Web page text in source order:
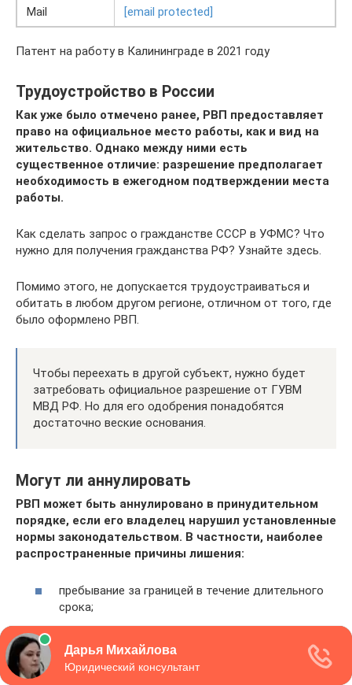
Mail
[email protected]
Патент на работу в Калининграде в 2021 году
Трудоустройство в России
Как уже было отмечено ранее, РВП предоставляет
право на официальное место работы, как и вид на
жительство. Однако между ними есть
существенное отличие: разрешение предполагает
необходимость в ежегодном подтверждении места
работы.
Как сделать запрос о гражданстве СССР в УФМС? Что
нужно для получения гражданства РФ? Узнайте здесь.
Помимо этого, не допускается трудоустраиваться и
обитать в любом другом регионе, отличном от того, где
было оформлено РВП.
Чтобы переехать в другой субъект, нужно будет
затребовать официальное разрешение от ГУВМ
МВД РФ. Но для его одобрения понадобятся
достаточно веские основания.
Могут ли аннулировать
РВП может быть аннулировано в принудительном
порядке, если его владелец нарушил установленные
нормы законодательством. В частности, наиболее
распространенные причины лишения:
пребывание за границей в течение длительного
срока;
территориальности (пребывание в местности,
где квоту иностранец не оформлял);